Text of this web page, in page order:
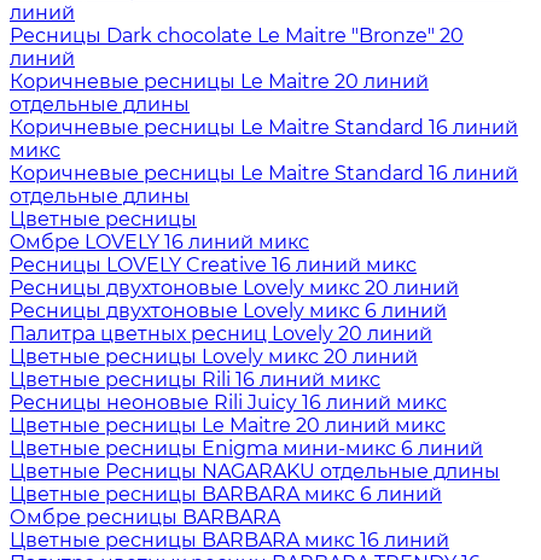
линий
Ресницы Dark chocolate Le Maitre "Bronze" 20
линий
Коричневые ресницы Le Maitre 20 линий
отдельные длины
Коричневые ресницы Le Maitre Standard 16 линий
микс
Коричневые ресницы Le Maitre Standard 16 линий
отдельные длины
Цветные ресницы
Oмбре LOVELY 16 линий микс
Ресницы LOVELY Creative 16 линий микс
Ресницы двухтоновые Lovely микс 20 линий
Ресницы двухтоновые Lovely микс 6 линий
Палитра цветных ресниц Lovely 20 линий
Цветные ресницы Lovely микс 20 линий
Цветные ресницы Rili 16 линий микс
Ресницы неоновые Rili Juicy 16 линий микс
Цветные ресницы Le Maitre 20 линий микс
Цветные ресницы Enigma мини-микс 6 линий
Цветные Ресницы NAGARAKU отдельные длины
Цветные ресницы BARBARA микс 6 линий
Омбре ресницы BARBARA
Цветные ресницы BARBARA микс 16 линий